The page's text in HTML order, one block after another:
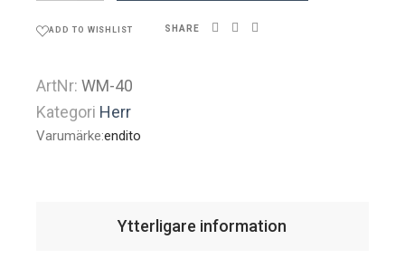
ADD TO WISHLIST SHARE
ArtNr: WM-40
Kategori Herr
Varumärke:endito
Ytterligare information